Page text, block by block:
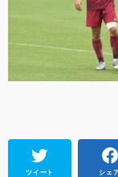
ツイート シェ